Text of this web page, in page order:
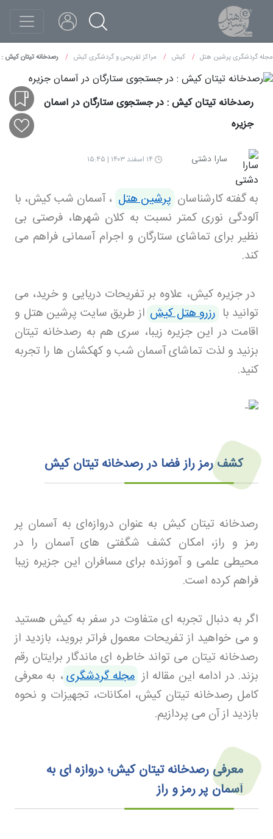
مجله گردشگری پرشین هتل کیش مراکز تفریحی و گردشگری کیش رصدخانه تیتان کیش
رصدخانه تیتان کیش : در جستجوی ستارگان در آسمان
جزیره
سارا دشتی ۱۴ اسفند ۱۴۰۳ | ۱۵:۴۵
به گفته کارشناسان پرشین هتل ،آسمان شب کیش، با
آلودگی نوری کمتر نسبت به کلان‌ شهرها، فرصتی بی‌
نظیر برای تماشای ستارگان و اجرام آسمانی فراهم می
کند.
در جزیره کیش، علاوه بر تفریحات دریایی و خرید، می‌
توانید با رزرو هتل کیش از طریق سایت پرشین هتل و
اقامت در این جزیره زیبا، سری هم به رصدخانه تیتان
بزنید و لذت تماشای آسمان شب و کهکشان‌ ها را تجربه
کنید.
کشف رمز راز فضا در رصدخانه تیتان کیش
رصدخانه تیتان کیش به عنوان دروازه‌ای به آسمان پر
رمز و راز، امکان کشف شگفتی‌ های آسمان را در
محیطی علمی و آموزنده برای مسافران این جزیره زیبا
فراهم کرده است.
اگر به دنبال تجربه‌ ای متفاوت در سفر به کیش هستید
و می‌ خواهید از تفریحات معمول فراتر بروید، بازدید از
رصدخانه تیتان می‌ تواند خاطره‌ ای ماندگار برایتان رقم
بزند. در ادامه این مقاله از مجله گردشگری، به معرفی
کامل رصدخانه تیتان کیش، امکانات، تجهیزات و نحوه
بازدید از آن می‌ پردازیم.
معرفی رصدخانه تیتان کیش؛ دروازه‌ ای به
آسمان پر رمز و راز